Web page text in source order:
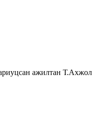
ажилтан